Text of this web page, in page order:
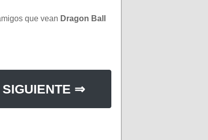
que vean Dragon Ball
⇒